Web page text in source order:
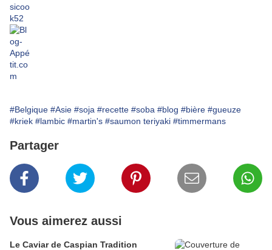
#Belgique #Asie #soja #recette #soba #blog #bière #gueuze
#kriek #lambic #martin's #saumon teriyaki #timmermans
Partager
Vous aimerez aussi
Le Caviar de Caspian Tradition